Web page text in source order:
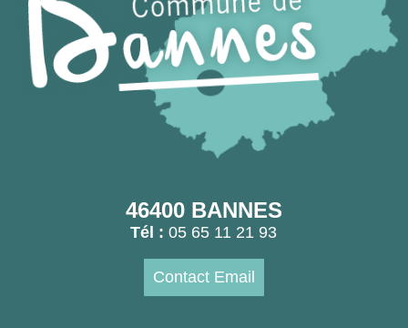
46400 BANNES
Tél : 05 65 11 21 93
Contact Email